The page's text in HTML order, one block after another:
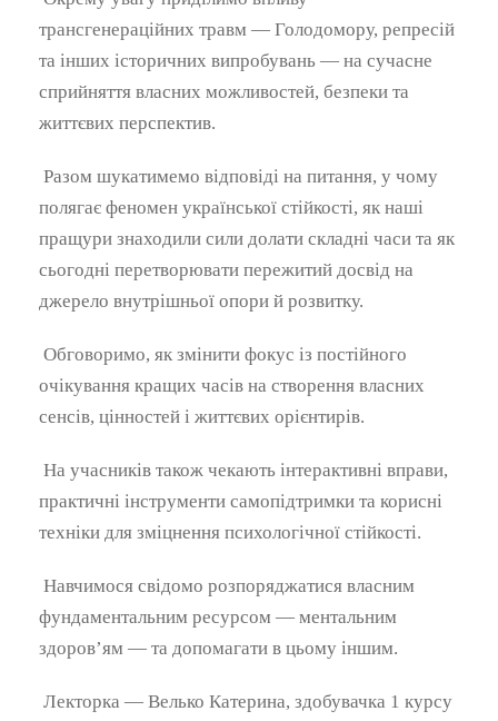
трансгенераційних травм — Голодомору, репресій
та інших історичних випробувань — на сучасне
сприйняття власних можливостей, безпеки та
життєвих перспектив.
Разом шукатимемо відповіді на питання, у чому
полягає феномен української стійкості, як наші
пращури знаходили сили долати складні часи та як
сьогодні перетворювати пережитий досвід на
джерело внутрішньої опори й розвитку.
Обговоримо, як змінити фокус із постійного
очікування кращих часів на створення власних
сенсів, цінностей і життєвих орієнтирів.
На учасників також чекають інтерактивні вправи,
практичні інструменти самопідтримки та корисні
техніки для зміцнення психологічної стійкості.
Навчимося свідомо розпоряджатися власним
фундаментальним ресурсом — ментальним
здоров’ям — та допомагати в цьому іншим.
Лекторка — Велько Катерина, здобувачка 1 курсу